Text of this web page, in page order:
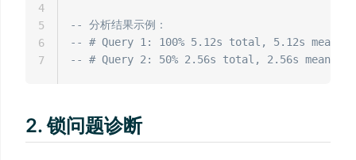
-- 分析结果示例：
-- # Query 1: 100% 5.12s total, 5.12s mean,
-- # Query 2: 50% 2.56s total, 2.56s mean,
4
5
6
7
2. 锁问题诊断